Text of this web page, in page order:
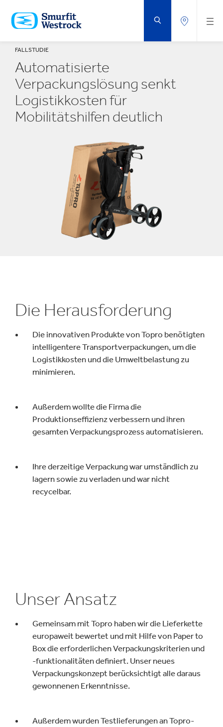
HAUPTINHALT
SPRINGEN
FALLSTUDIE
Automatisierte
Verpackungslösung senkt
Logistikkosten für
Mobilitätshilfen deutlich
Die Herausforderung
Die innovativen Produkte von Topro benötigten
intelligentere Transportverpackungen, um die
Logistikkosten und die Umweltbelastung zu
minimieren.
Außerdem wollte die Firma die
Produktionseffizienz verbessern und ihren
gesamten Verpackungsprozess automatisieren.
Ihre derzeitige Verpackung war umständlich zu
lagern sowie zu verladen und war nicht
recycelbar.
Unser Ansatz
Gemeinsam mit Topro haben wir die Lieferkette
europaweit bewertet und mit Hilfe von Paper to
Box die erforderlichen Verpackungskriterien und
-funktionalitäten definiert. Unser neues
Verpackungskonzept berücksichtigt alle daraus
gewonnenen Erkenntnisse.
Außerdem wurden Testlieferungen an Topro-